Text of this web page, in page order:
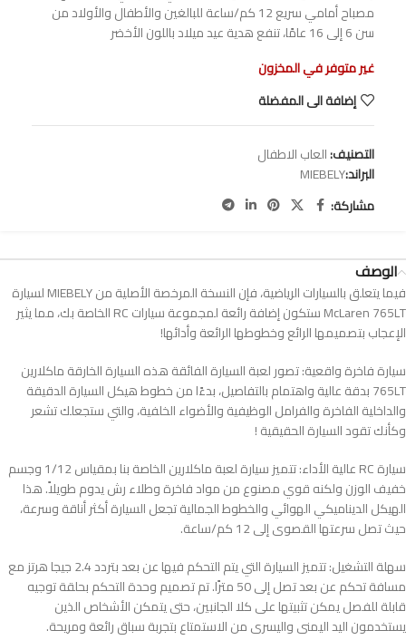
مصباح أمامي سريع 12 كم/ساعة للبالغين والأطفال والأولاد من
سن 6 إلى 16 عامًا، تنفع هدية عيد ميلاد باللون الأخضر
غير متوفر في المخزون
إضافة الى المفضلة
التصنيف:العاب الاطفال
البراند:MIEBELY
مشاركة:
الوصف
فيما يتعلق بالسيارات الرياضية، فإن النسخة المرخصة الأصلية من MIEBELY لسيارة
McLaren 765LT ستكون إضافة رائعة لمجموعة سيارات RC الخاصة بك، مما يثير
الإعجاب بتصميمها الرائع وخطوطها الرائعة وأدائها!
سيارة فاخرة واقعية: تصور لعبة السيارة الفائقة هذه السيارة الخارقة ماكلارين
765LT بدقة عالية واهتمام بالتفاصيل، بدءًا من خطوط هيكل السيارة الدقيقة
والداخلية الفاخرة والفرامل الوظيفية والأضواء الخلفية، والتي ستجعلك تشعر
وكأنك تقود السيارة الحقيقية !
سيارة RC عالية الأداء: تتميز سيارة لعبة ماكلارين الخاصة بنا بمقياس 1/12 وجسم
خفيف الوزن ولكنه قوي مصنوع من مواد فاخرة وطلاء رش يدوم طويلاً. هذا
الهيكل الديناميكي الهوائي والخطوط الجمالية تجعل السيارة أكثر أناقة وسرعة،
حيث تصل سرعتها القصوى إلى 12 كم/ساعة.
سهلة التشغيل: تتميز السيارة التي يتم التحكم فيها عن بعد بتردد 2.4 جيجا هرتز مع
مسافة تحكم عن بعد تصل إلى 50 مترًا. تم تصميم وحدة التحكم بحلقة توجيه
قابلة للفصل يمكن تثبيتها على كلا الجانبين، حتى يتمكن الأشخاص الذين
يستخدمون اليد اليمنى واليسرى من الاستمتاع بتجربة سباق رائعة ومريحة.